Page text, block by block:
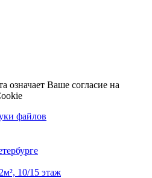
означает Ваше согласие на
файлов
10/15 этаж